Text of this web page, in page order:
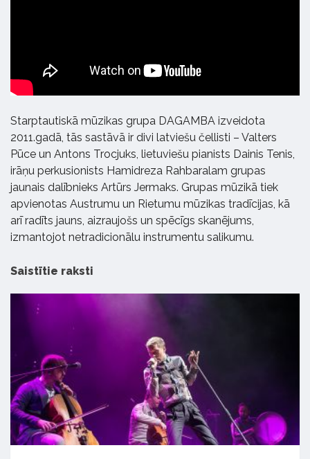
Starptautiskā mūzikas grupa DAGAMBA izveidota
2011.gadā, tās sastāvā ir divi latviešu čellisti – Valters
Pūce un Antons Trocjuks, lietuviešu pianists Dainis Tenis,
irāņu perkusionists Hamidreza Rahbaralam grupas
jaunais dalībnieks Artūrs Jermaks. Grupas mūzikā tiek
apvienotas Austrumu un Rietumu mūzikas tradīcijas, kā
arī radīts jauns, aizraujošs un spēcīgs skanējums,
izmantojot netradicionālu instrumentu salikumu.
Saistītie raksti